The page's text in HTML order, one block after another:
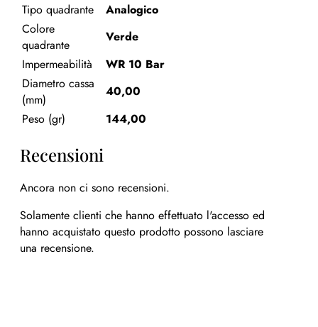
Tipo quadrante
Analogico
Colore
quadrante
Verde
Impermeabilità
WR 10 Bar
Diametro cassa
(mm)
40,00
Peso (gr)
144,00
Recensioni
Ancora non ci sono recensioni.
Solamente clienti che hanno effettuato l'accesso ed
hanno acquistato questo prodotto possono lasciare
una recensione.